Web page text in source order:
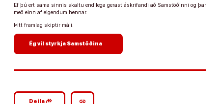
Ef þú ert sama sinnis skaltu endilega gerast áskrifandi að Samstöðinni og þar
með einn af eigendum hennar.
Þitt framlag skiptir máli.
Ég vil styrkja Samstöðina
Deilagoogle_plus_reshare link